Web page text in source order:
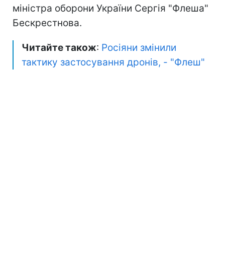
міністра оборони України Сергія "Флеша"
Бескрестнова.
Читайте також: Росіяни змінили
тактику застосування дронів, - "Флеш"